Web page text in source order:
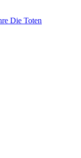
Die Toten